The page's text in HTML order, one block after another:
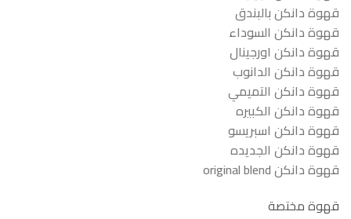
قهوة دانكن بالبندق
قهوة دانكن السوداء
قهوة دانكن اورجينال
قهوة دانكن الدانوب
قهوة دانكن التميمي
قهوة دانكن الكبيره
قهوة دانكن اسبريسو
قهوة دانكن الجديده
قهوة دانكن original blend
قهوة مختصة